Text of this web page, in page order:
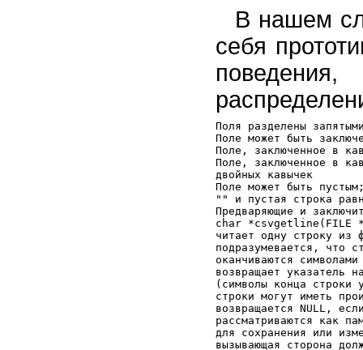
В нашем
себя
Поля разделены
Поле может быть
Поле, заключенное в
Поле, заключенное в
двойных кавычек
Поле может быть
"" и пустая строка
Предваряющие и
char *csvgetline(FILE
читает одну строку из
подразумевается, что
оканчиваются
возвращает указатель
(символы конца строки
строки могут иметь
возвращается NULL,
рассматриваются как
для сохранения или
вызывающая сторона